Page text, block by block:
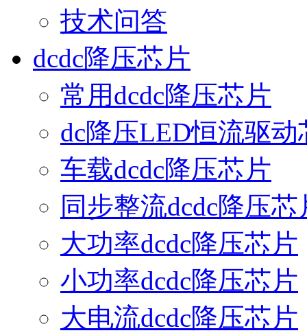
技术问答
dcdc降压芯片
常用dcdc降压芯片
dc降压LED恒流驱动
车载dcdc降压芯片
同步整流dcdc降压芯
大功率dcdc降压芯片
小功率dcdc降压芯片
大电流dcdc降压芯片